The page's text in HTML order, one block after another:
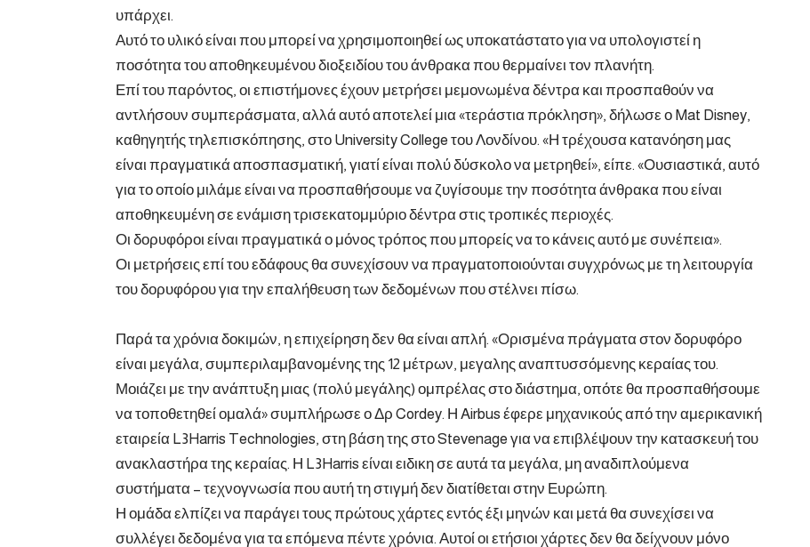
υπάρχει.
Αυτό το υλικό είναι που μπορεί να χρησιμοποιηθεί ως υποκατάστατο για να υπολογιστεί η
ποσότητα του αποθηκευμένου διοξειδίου του άνθρακα που θερμαίνει τον πλανήτη.
Επί του παρόντος, οι επιστήμονες έχουν μετρήσει μεμονωμένα δέντρα και προσπαθούν να
αντλήσουν συμπεράσματα, αλλά αυτό αποτελεί μια «τεράστια πρόκληση», δήλωσε ο Mat Disney,
καθηγητής τηλεπισκόπησης, στο University College του Λονδίνου. «Η τρέχουσα κατανόηση μας
είναι πραγματικά αποσπασματική, γιατί είναι πολύ δύσκολο να μετρηθεί», είπε. «Ουσιαστικά, αυτό
για το οποίο μιλάμε είναι να προσπαθήσουμε να ζυγίσουμε την ποσότητα άνθρακα που είναι
αποθηκευμένη σε ενάμιση τρισεκατομμύριο δέντρα στις τροπικές περιοχές.
Οι δορυφόροι είναι πραγματικά ο μόνος τρόπος που μπορείς να το κάνεις αυτό με συνέπεια».
Οι μετρήσεις επί του εδάφους θα συνεχίσουν να πραγματοποιούνται συγχρόνως με τη λειτουργία
του δορυφόρου για την επαλήθευση των δεδομένων που στέλνει πίσω.
Παρά τα χρόνια δοκιμών, η επιχείρηση δεν θα είναι απλή. «Ορισμένα πράγματα στον δορυφόρο
είναι μεγάλα, συμπεριλαμβανομένης της 12 μέτρων, μεγαλης αναπτυσσόμενης κεραίας του.
Μοιάζει με την ανάπτυξη μιας (πολύ μεγάλης) ομπρέλας στο διάστημα, οπότε θα προσπαθήσουμε
να τοποθετηθεί ομαλά» συμπλήρωσε ο Δρ Cordey. Η Airbus έφερε μηχανικούς από την αμερικανική
εταιρεία L3Harris Technologies, στη βάση της στο Stevenage για να επιβλέψουν την κατασκευή του
ανακλαστήρα της κεραίας. Η L3Harris είναι ειδικη σε αυτά τα μεγάλα, μη αναδιπλούμενα
συστήματα – τεχνογνωσία που αυτή τη στιγμή δεν διατίθεται στην Ευρώπη.
Η ομάδα ελπίζει να παράγει τους πρώτους χάρτες εντός έξι μηνών και μετά θα συνεχίσει να
συλλέγει δεδομένα για τα επόμενα πέντε χρόνια. Αυτοί οι ετήσιοι χάρτες δεν θα δείχνουν μόνο